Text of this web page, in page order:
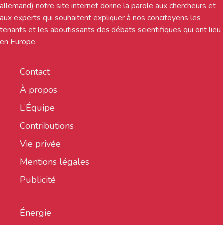
allemand) notre site internet donne la parole aux chercheurs et
aux experts qui souhaitent expliquer à nos concitoyens les
tenants et les aboutissants des débats scientifiques qui ont lieu
en Europe.
Contact
À propos
L’Équipe
Contributions
Vie privée
Mentions légales
Publicité
Énergie